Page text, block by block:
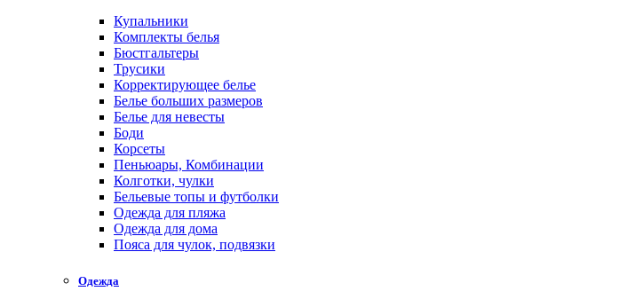
Купальники
Комплекты белья
Бюстгальтеры
Трусики
Корректирующее белье
Белье больших размеров
Белье для невесты
Боди
Корсеты
Пеньюары, Комбинации
Колготки, чулки
Бельевые топы и футболки
Одежда для пляжа
Одежда для дома
Пояса для чулок, подвязки
Одежда